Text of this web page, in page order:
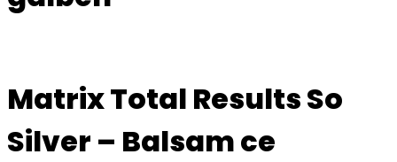
Matrix Total Results So
Silver – Balsam ce